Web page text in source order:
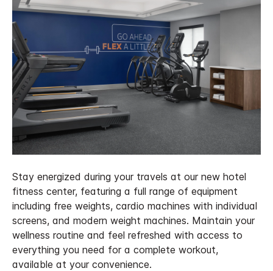
Stay energized during your travels at our new hotel
fitness center, featuring a full range of equipment
including free weights, cardio machines with individual
screens, and modern weight machines. Maintain your
wellness routine and feel refreshed with access to
everything you need for a complete workout,
available at your convenience.